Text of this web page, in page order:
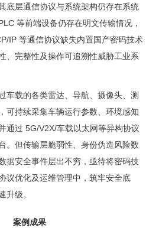
底层通信协议与系统架构仍存在系统
等前端设备仍存在明文传输情况，
IP 等通信协议缺失内置国产密码技术
、完整性及操作可追溯性威胁工业系
车载的各类雷达、导航、摄像头、测
可持续采集车辆运行参数、环境感知
通过 5G/V2X/车载以太网等异构协议
。但传输层脆弱性、身份伪造风险数
据安全事件层出不穷，亟待将密码技
议优化及运维管理中，筑牢安全底
升级。
案例成果